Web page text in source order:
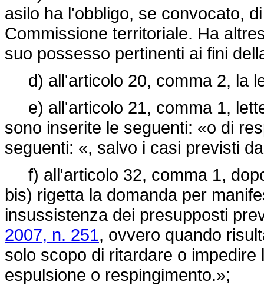
asilo ha l'obbligo, se convocato,
Commissione territoriale. Ha
suo possesso pertinenti ai fini
d) all'articolo 20, comma 2, la
e) all'articolo 21, comma 1,
sono inserite le seguenti: «o di
seguenti: «, salvo i casi previsti
f) all'articolo 32, comma 1,
bis) rigetta la domanda per
insussistenza dei presupposti
2007, n. 251, ovvero quando
solo scopo di ritardare o
espulsione o respingimento.»;